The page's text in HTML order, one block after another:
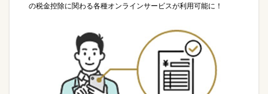
の税金控除に関わる各種オンラインサービスが利用可能に！